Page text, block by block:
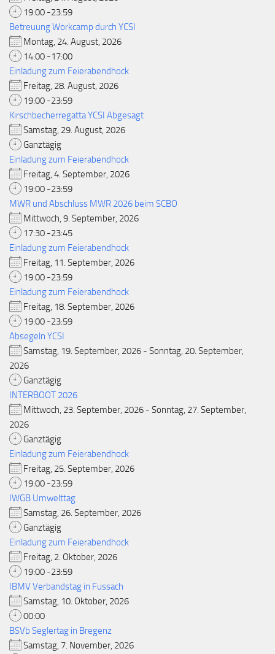
19:00 -23:59
Betreuung Workcamp durch YCSI
Montag, 24. August, 2026
14:00 -17:00
Einladung zum Feierabendhock
Freitag, 28. August, 2026
19:00 -23:59
Kirschbecherregatta YCSI Abgesagt
Samstag, 29. August, 2026
Ganztägig
Einladung zum Feierabendhock
Freitag, 4. September, 2026
19:00 -23:59
MWR und Abschluss MWR 2026 beim SCBO
Mittwoch, 9. September, 2026
17:30 -23:45
Einladung zum Feierabendhock
Freitag, 11. September, 2026
19:00 -23:59
Einladung zum Feierabendhock
Freitag, 18. September, 2026
19:00 -23:59
Absegeln YCSI
Samstag, 19. September, 2026 - Sonntag, 20. September,
2026
Ganztägig
INTERBOOT 2026
Mittwoch, 23. September, 2026 - Sonntag, 27. September,
2026
Ganztägig
Einladung zum Feierabendhock
Freitag, 25. September, 2026
19:00 -23:59
IWGB Umwelttag
Samstag, 26. September, 2026
Ganztägig
Einladung zum Feierabendhock
Freitag, 2. Oktober, 2026
19:00 -23:59
IBMV Verbandstag in Fussach
Samstag, 10. Oktober, 2026
00:00
BSVb Seglertag in Bregenz
Samstag, 7. November, 2026